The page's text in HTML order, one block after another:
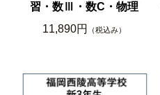
習・数Ⅲ・数C・物理
11,890円
（税込み）